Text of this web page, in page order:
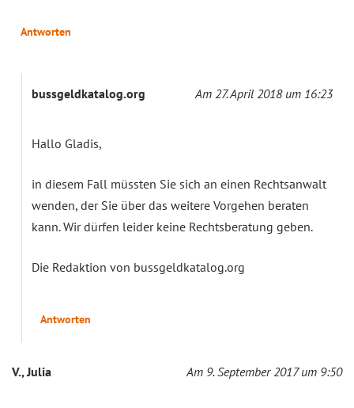
Antworten
bussgeldkatalog.org Am 27. April 2018 um 16:23
Hallo Gladis,
in diesem Fall müssten Sie sich an einen Rechtsanwalt
wenden, der Sie über das weitere Vorgehen beraten
kann. Wir dürfen leider keine Rechtsberatung geben.
Die Redaktion von bussgeldkatalog.org
Antworten
V., Julia Am 9. September 2017 um 9:50